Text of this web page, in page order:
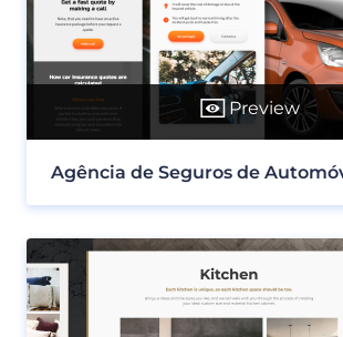
Preview
Agência de Seguros de